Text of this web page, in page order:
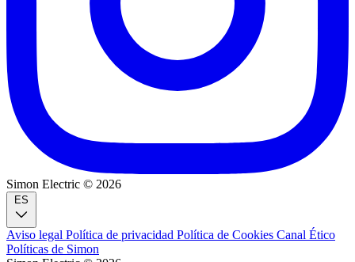
Simon Electric © 2026
Aviso legal Política de privacidad Política de Cookies Canal Ético
Políticas de Simon